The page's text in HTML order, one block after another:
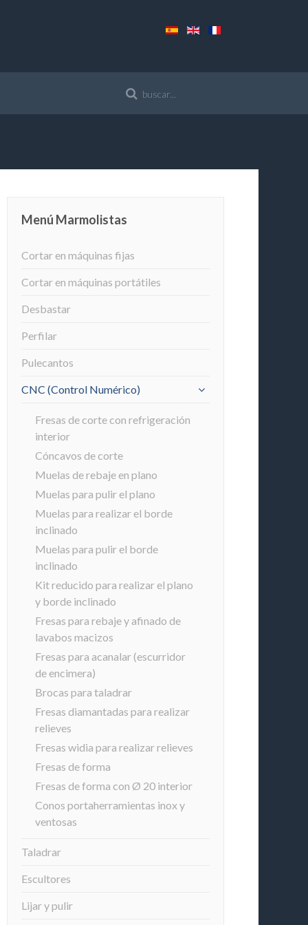
Menú Marmolistas
Cortar en máquinas fijas
Cortar en máquinas portátiles
Desbastar
Perfilar
Pulecantos
CNC (Control Numérico)
Fresas de corte con refrigeración
interior
Cóncavos de corte
Muelas de rebaje en plano
Muelas para pulir el plano
Muelas para realizar el borde
inclinado
Muelas para pulir el borde
inclinado
Kit reducido para realizar el plano
y borde inclinado
Fresas para rebaje y afinado de
lavabos macizos
Fresas para acanalar (escurridor
de encimera)
Brocas para taladrar
Fresas diamantadas para realizar
relieves
Fresas widia para realizar relieves
Fresas de forma
Fresas de forma con Ø 20 interior
Conos portaherramientas inox y
ventosas
Taladrar
Escultores
Lijar y pulir